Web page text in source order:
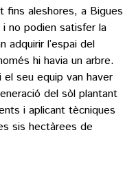
fins aleshores, a Bigues
no podien satisfer la
adquirir l’espai del
hi havia un arbre.
seu equip van haver
del sòl plantant
i aplicant tècniques
sis hectàrees de